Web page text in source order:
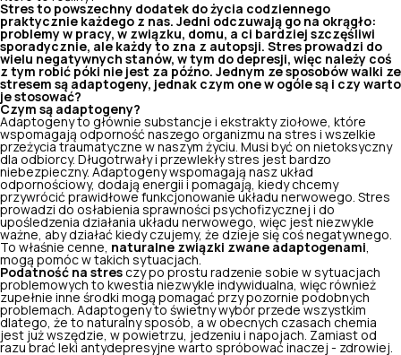
Stres to powszechny dodatek do życia codziennego
praktycznie każdego z nas. Jedni odczuwają go na okrągło:
problemy w pracy, w związku, domu, a ci bardziej szczęśliwi
sporadycznie, ale każdy to zna z autopsji. Stres prowadzi do
wielu negatywnych stanów, w tym do depresji, więc należy coś
z tym robić póki nie jest za późno. Jednym ze sposobów walki ze
stresem są adaptogeny, jednak czym one w ogóle są i czy warto
je stosować?
Czym są adaptogeny?
Adaptogeny to głównie substancje i ekstrakty ziołowe, które
wspomagają odporność naszego organizmu na stres i wszelkie
przeżycia traumatyczne w naszym życiu. Musi być on nietoksyczny
dla odbiorcy. Długotrwały i przewlekły stres jest bardzo
niebezpieczny. Adaptogeny wspomagają nasz układ
odpornościowy, dodają energii i pomagają, kiedy chcemy
przywrócić prawidłowe funkcjonowanie układu nerwowego. Stres
prowadzi do osłabienia sprawności psychofizycznej i do
upośledzenia działania układu nerwowego, więc jest niezwykle
ważne, aby działać kiedy czujemy, że dzieje się coś negatywnego.
To właśnie cenne, naturalne związki zwane adaptogenami
mogą pomóc w takich sytuacjach.
Podatność na stres czy po prostu radzenie sobie w sytuacjach
problemowych to kwestia niezwykle indywidualna, więc również
zupełnie inne środki mogą pomagać przy pozornie podobnych
problemach. Adaptogeny to świetny wybór przede wszystkim
dlatego, że to naturalny sposób, a w obecnych czasach chemia
jest już wszędzie, w powietrzu, jedzeniu i napojach. Zamiast od
razu brać leki antydepresyjne warto spróbować inaczej - zdrowiej.